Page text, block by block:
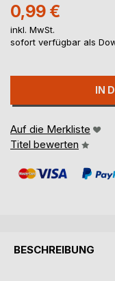
0,99 €
inkl. MwSt.
sofort verfügbar als
IN
Auf die Merkliste
Titel bewerten
BESCHREIBUNG